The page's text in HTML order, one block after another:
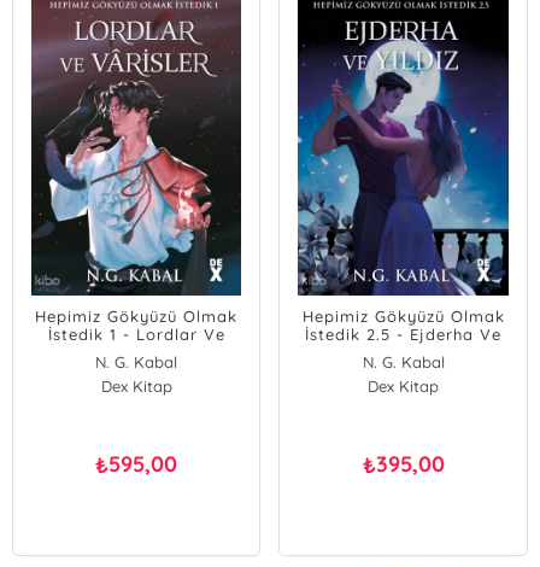
Hepimiz Gökyüzü Olmak
İstedik 1 - Lordlar Ve
Vârisler
N. G. Kabal
Dex Kitap
₺595,00
Hepimiz Gökyüzü Olmak
İstedik 2.5 - Ejderha Ve
Yıldız
N. G. Kabal
Dex Kitap
₺395,00